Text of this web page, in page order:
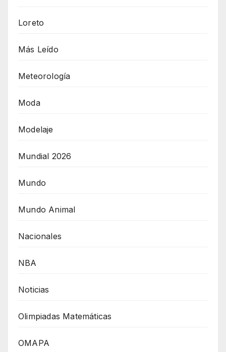
Loreto
Más Leído
Meteorología
Moda
Modelaje
Mundial 2026
Mundo
Mundo Animal
Nacionales
NBA
Noticias
Olimpiadas Matemáticas
OMAPA